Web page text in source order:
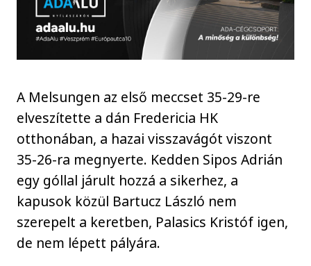
A Melsungen az első meccset 35-29-re
elveszítette a dán Fredericia HK
otthonában, a hazai visszavágót viszont
35-26-ra megnyerte. Kedden Sipos Adrián
egy góllal járult hozzá a sikerhez, a
kapusok közül Bartucz László nem
szerepelt a keretben, Palasics Kristóf igen,
de nem lépett pályára.